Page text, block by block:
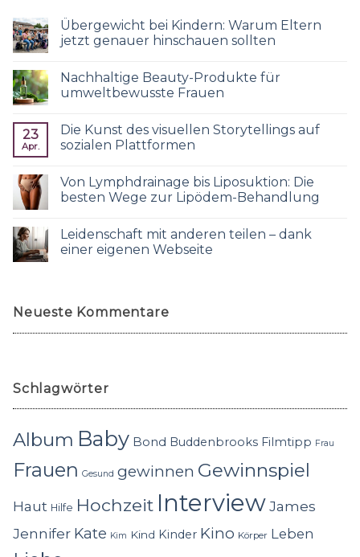
Übergewicht bei Kindern: Warum Eltern
jetzt genauer hinschauen sollten
Nachhaltige Beauty-Produkte für
umweltbewusste Frauen
23
Apr.
Die Kunst des visuellen Storytellings auf
sozialen Plattformen
Von Lymphdrainage bis Liposuktion: Die
besten Wege zur Lipödem-Behandlung
Leidenschaft mit anderen teilen – dank
einer eigenen Webseite
Neueste Kommentare
Schlagwörter
Album Baby Bond Buddenbrooks Filmtipp Frau
Frauen Gesund gewinnen Gewinnspiel
Haut Hilfe Hochzeit InterviewJames
Jennifer Kate Kim Kind Kinder Kino Körper Leben